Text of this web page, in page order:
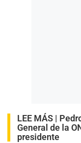
LEE MÁS |
General de la
presidente